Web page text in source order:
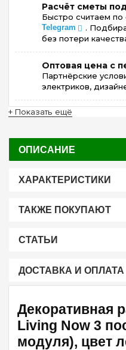
Расчёт сметы
Быстро считаем по
Telegram
.
без потери
Оптовая цена с
Партнёрские
электриков,
+ Показать ещё
ОПИСАНИЕ
ХАРАКТЕРИСТИКИ
ТАКЖЕ ПОКУПАЮТ
СТАТЬИ
ДОСТАВКА И ОПЛАТА
Декоративная
Living Now 3
модуля), цвет